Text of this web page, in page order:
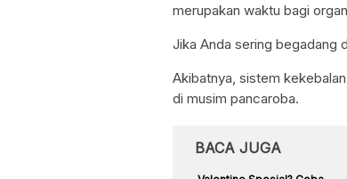
merupakan waktu bagi
Jika Anda sering begadang
Akibatnya, sistem
di musim pancaroba.
BACA JUGA